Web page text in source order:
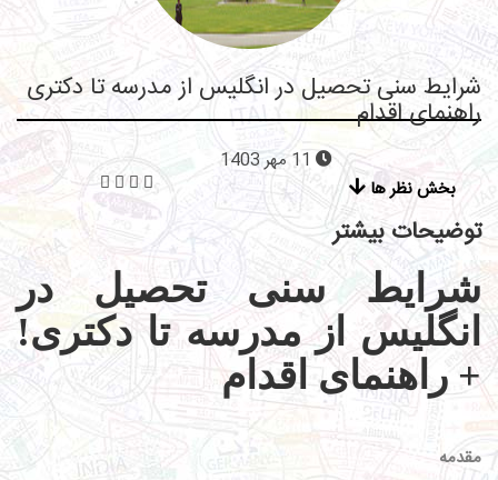
شرایط سنی تحصیل در انگلیس از مدرسه تا دکتری
راهنمای اقدام
بخش نظر ها
توضیحات بیشتر
شرایط سنی تحصیل در
انگلیس از مدرسه تا دکتری!
+ راهنمای اقدام
مقدمه